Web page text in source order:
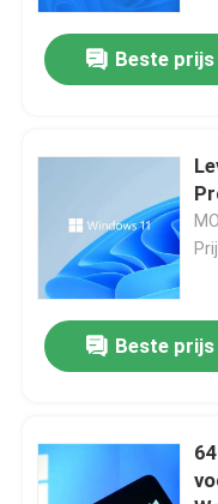
Beste prijs
Beste prijs